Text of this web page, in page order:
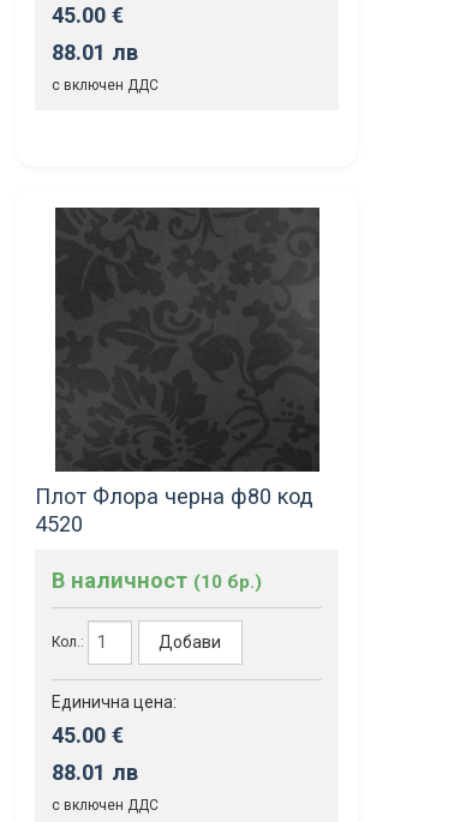
45.00 €
88.01 лв
с включен ДДС
Плот Флора черна ф80 код
4520
В наличност (10 бр.)
Кол.: Добави
Единична цена:
45.00 €
88.01 лв
с включен ДДС